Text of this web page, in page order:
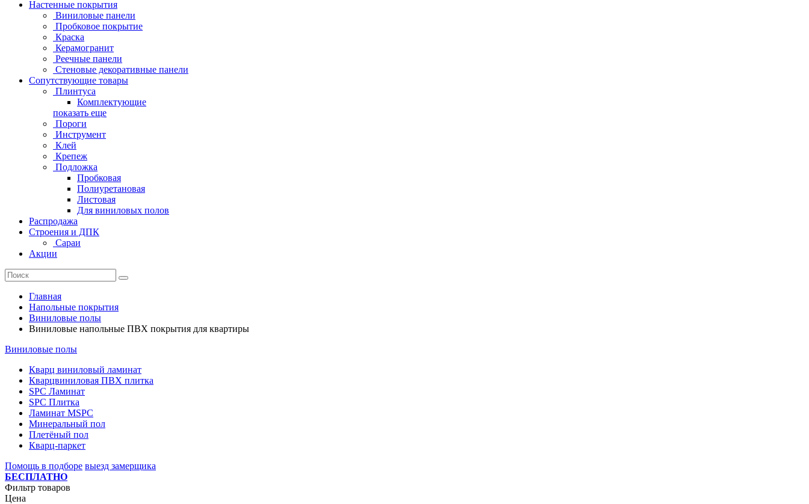
Настенные покрытия
Виниловые панели
Пробковое покрытие
Краска
Керамогранит
Реечные панели
Стеновые декоративные панели
Сопутствующие товары
Плинтуса
Комплектующие
показать еще
Пороги
Инструмент
Клей
Крепеж
Подложка
Пробковая
Полиуретановая
Листовая
Для виниловых полов
Распродажа
Строения и ДПК
Сараи
Акции
Главная
Напольные покрытия
Виниловые полы
Виниловые напольные ПВХ покрытия для квартиры
Виниловые полы
Кварц виниловый ламинат
Кварцвиниловая ПВХ плитка
SPC Ламинат
SPC Плитка
Ламинат MSPC
Минеральный пол
Плетёный пол
Кварц-паркет
Помощь в подборе выезд замерщика
БЕСПЛАТНО
Фильтр товаров
Цена